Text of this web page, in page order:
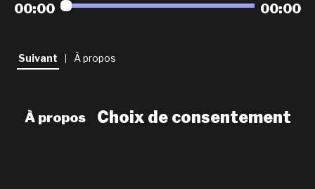
newsletter
00:00 00:00
Suivant À propos
À propos Choix de consentement